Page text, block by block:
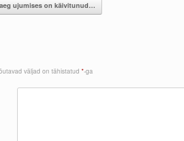
ujumises on käivitunud…
väljad on tähistatud *-ga